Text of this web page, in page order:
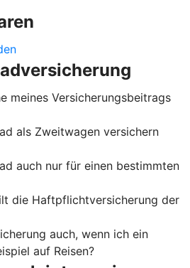
meines Versicherungsbeitrags
als Zweitwagen versichern
auch nur für einen bestimmten
die Haftpflichtversicherung der
auch, wenn ich ein
auf Reisen?